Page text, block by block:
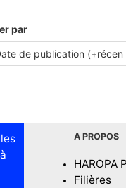
par
A PROPOS
HAROPA
Filières